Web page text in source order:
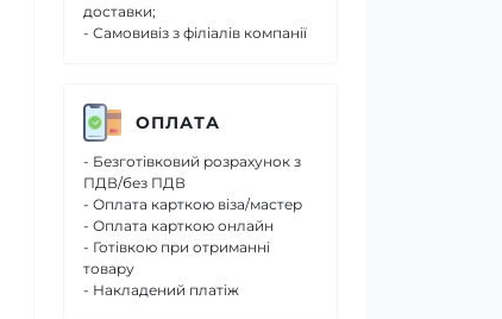
доставки;
- Самовивіз з філіалів компанії
ОПЛАТА
- Безготівковий розрахунок з
ПДВ/без ПДВ
- Оплата карткою віза/мастер
- Оплата карткою онлайн
- Готівкою при отриманні
товару
- Накладений платіж